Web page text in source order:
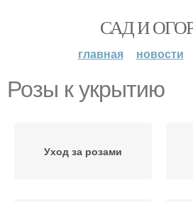
САД И
главная новости
Розы к укрытию
Уход за розами